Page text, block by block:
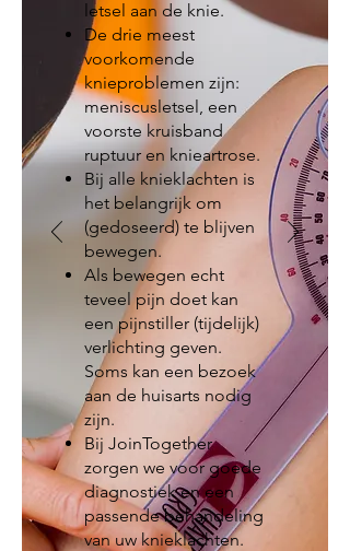
letsel aan de knie.
De drie meest
voorkomende
knieproblemen zijn:
meniscusletsel, een
voorste kruisband
ruptuur en knieartrose.
Bij alle knieklachten is
het belangrijk om
(gedoseerd) te blijven
bewegen.
Als bewegen echt
teveel pijn doet kan
een pijnstiller (tijdelijk)
verlichting geven.
Soms kan een bezoek
aan de huisarts nodig
zijn.
Bij JoinTogether
zorgen we voor goede
diagnostiek en een
passende behandeling
van uw knieklachten.